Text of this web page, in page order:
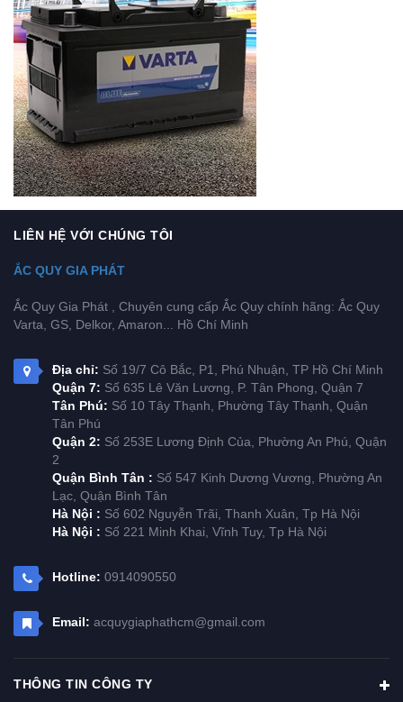
LIÊN HỆ VỚI CHÚNG TÔI
ẮC QUY GIA PHÁT
Ắc Quy Gia Phát , Chuyên cung cấp Ắc Quy chính hãng: Ắc Quy
Varta, GS, Delkor, Amaron... Hồ Chí Minh
Địa chỉ: Số 19/7 Cô Bắc, P1, Phú Nhuận, TP Hồ Chí Minh
Quận 7: Số 635 Lê Văn Lương, P. Tân Phong, Quận 7
Tân Phú: Số 10 Tây Thạnh, Phường Tây Thạnh, Quận
Tân Phú
Quận 2: Số 253E Lương Định Của, Phường An Phú, Quận
2
Quận Bình Tân : Số 547 Kinh Dương Vương, Phường An
Lạc, Quận Bình Tân
Hà Nội : Số 602 Nguyễn Trãi, Thanh Xuân, Tp Hà Nội
Hà Nội : Số 221 Minh Khai, Vĩnh Tuy, Tp Hà Nội
Hotline: 0914090550
Email: acquygiaphathcm@gmail.com
THÔNG TIN CÔNG TY